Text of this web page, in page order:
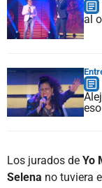
al
Los jurados de Yo
Selena no tuviera